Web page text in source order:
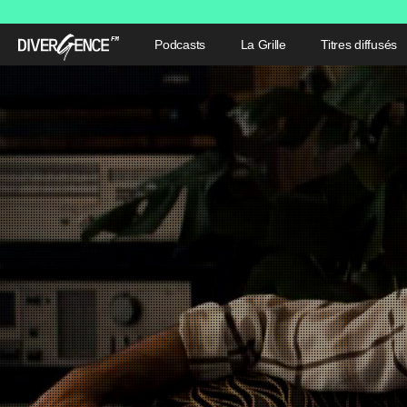
Podcasts La Grille Titres diffusés